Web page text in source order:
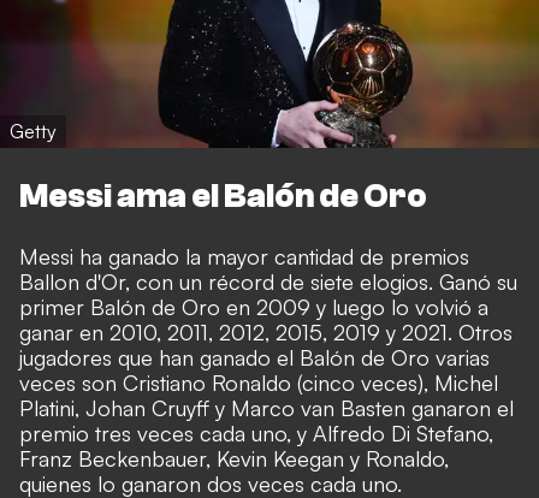
Getty
Messi ama el Balón de Oro
Messi ha ganado la mayor cantidad de premios
Ballon d'Or, con un récord de siete elogios. Ganó su
primer Balón de Oro en 2009 y luego lo volvió a
ganar en 2010, 2011, 2012, 2015, 2019 y 2021. Otros
jugadores que han ganado el Balón de Oro varias
veces son Cristiano Ronaldo (cinco veces), Michel
Platini, Johan Cruyff y Marco van Basten ganaron el
premio tres veces cada uno, y Alfredo Di Stefano,
Franz Beckenbauer, Kevin Keegan y Ronaldo,
quienes lo ganaron dos veces cada uno.